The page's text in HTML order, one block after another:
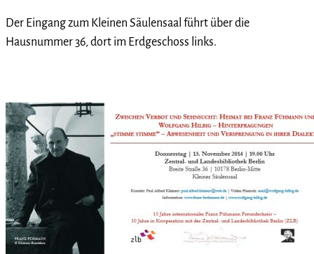
Der Eingang zum Kleinen Säulensaal führt über die
Hausnummer 36, dort im Erdgeschoss links.